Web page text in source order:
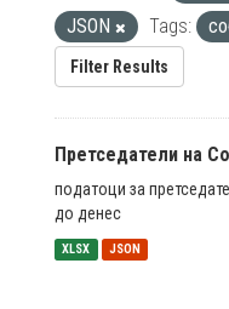
JSON
Tags:
Filter Results
Претседатели на
податоци за
до денес
XLSX JSON